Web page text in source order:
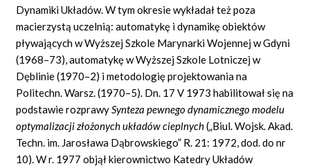
Dynamiki Układów. W tym okresie wykładał też poza
macierzystą uczelnią: automatykę i dynamikę obiektów
pływających w Wyższej Szkole Marynarki Wojennej w Gdyni
(1968–73), automatykę w Wyższej Szkole Lotniczej w
Dęblinie (1970–2) i metodologię projektowania na
Politechn. Warsz. (1970–5). Dn. 17 V 1973 habilitował się na
podstawie rozprawySynteza pewnego dynamicznego modelu
optymalizacji złożonych układów cieplnych(„Biul. Wojsk. Akad.
Techn. im. Jarosława Dąbrowskiego” R. 21: 1972, dod. do nr
10). W r. 1977 objął kierownictwo Katedry Układów